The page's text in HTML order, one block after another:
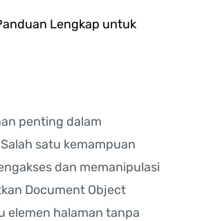
Lengkap untuk
penting dalam
satu kemampuan
dan memanipulasi
Document Object
elemen halaman tanpa